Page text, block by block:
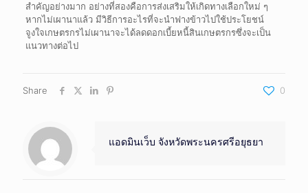
สำคัญอย่างมาก อย่างที่สองคือการส่งเสริมให้เกิดทางเลือกใหม่ ๆ
หากไม่เผานาแล้ว มีวิธีการอะไรที่จะนำฟางข้าวไปใช้ประโยชน์
จูงใจเกษตรกรไม่เผานาจะได้ลดดอกเบี้ยหนี้สินเกษตรกรซึ่งจะเป็น
แนวทางต่อไป
Share 0
แอดมินเว็บ จังหวัดพระนครศรีอยุธยา